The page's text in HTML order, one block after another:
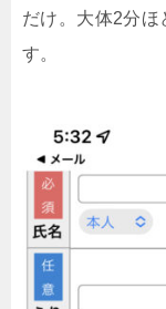
だけ。大体2分
す。